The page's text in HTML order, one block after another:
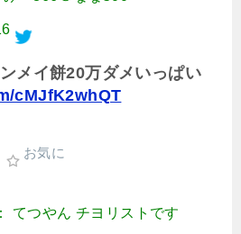
メイ餅20万ダメいっぱい
cMJfK2whQT
お気に
てつやん チヨリストです